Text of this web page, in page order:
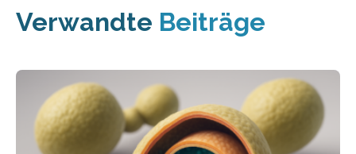
Verwandte Beiträge